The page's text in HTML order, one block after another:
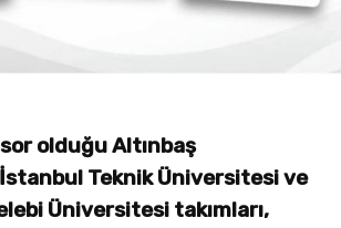
olduğu Altınbaş
Teknik Üniversitesi ve
Üniversitesi takımları,